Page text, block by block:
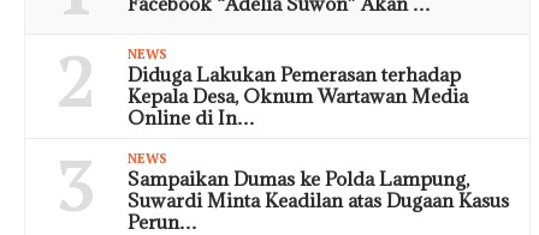
2 NEWS
Diduga Lakukan Pemerasan terhadap
Kepala Desa, Oknum Wartawan Media
Online di In…
3 NEWS
Sampaikan Dumas ke Polda Lampung,
Suwardi Minta Keadilan atas Dugaan Kasus
Perun…